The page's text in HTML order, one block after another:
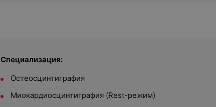
Специализация:
Остеосцинтиграфия
Миокардиосцинтиграфия (Rest-режим)